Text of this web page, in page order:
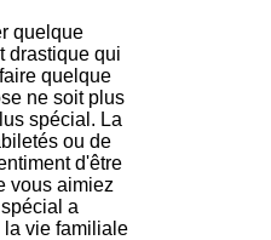
quelque
drastique qui
quelque
ne soit plus
spécial. La
ou de
d'être
vous aimiez
a
la vie familiale